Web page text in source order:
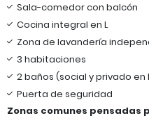
Sala-comedor con balcón
Cocina integral en L
Zona de lavandería
3 habitaciones
2 baños (social y privado
Puerta de seguridad
Zonas comunes pensadas